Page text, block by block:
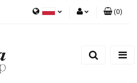
(0)